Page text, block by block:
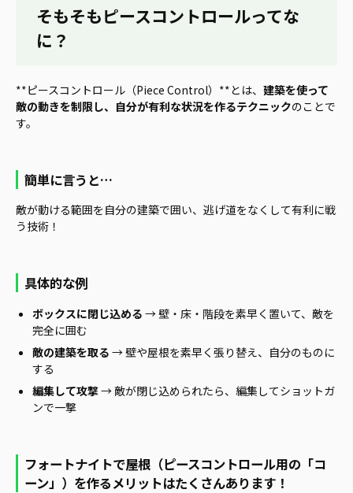
そもそもピースコントロールってな
に？
**ピースコントロール（Piece Control）**とは、 建築を使って
敵の動きを制限し、自分が有利な状況を作るテクニックのことで
す。
簡単に言うと…
敵が動ける範囲を自分の建築で囲い、逃げ道をなくして有利に戦
う技術！
具体的な例
ボックスに閉じ込める → 壁・床・階段を素早く置いて、敵を
完全に囲む
敵の建築を取る → 壁や屋根を素早く張り替え、自分のものに
する
編集して攻撃→ 敵が閉じ込められたら、編集してショットガ
ンで一撃
フォートナイトで屋根（ピースコントロール用の「コ
ーン」）を作るメリットはたくさんあります！